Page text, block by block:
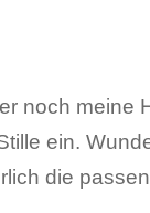
noch meine
ein.
die